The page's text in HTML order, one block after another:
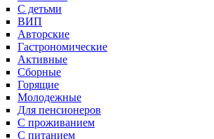
С детьми
ВИП
Авторские
Гастрономические
Активные
Сборные
Горящие
Молодежные
Для пенсионеров
С проживанием
С питанием